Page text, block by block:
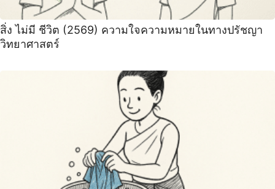
สิ่ง ไม่มี ชีวิต (2569) ความใจความหมายในทางปรัชญา
วิทยาศาสตร์